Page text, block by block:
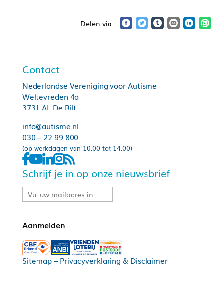
Contact
Nederlandse Vereniging voor Autisme
Weltevreden 4a
3731 AL De Bilt
info@autisme.nl
030 – 22 99 800
(op werkdagen van 10.00 tot 14.00)
Schrijf je in op onze nieuwsbrief
Sitemap– Privacyverklaring & Disclaimer